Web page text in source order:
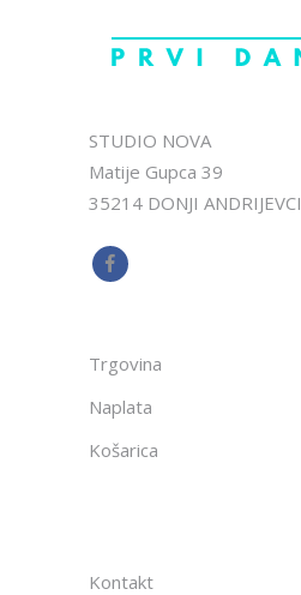
STUDIO NOVA
Matije Gupca 39
35214 DONJI ANDRIJEVCI
Trgovina
Naplata
Košarica
Kontakt